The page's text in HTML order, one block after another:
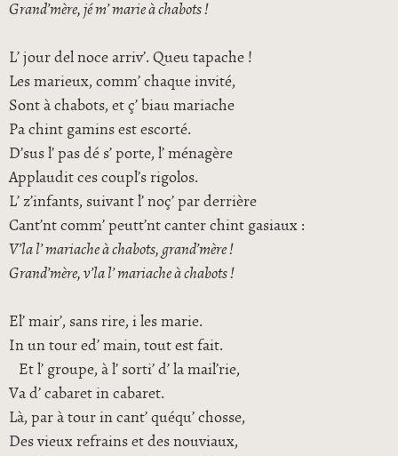
Grand’mère, jé m’ marie à chabots !
L’ jour del noce arriv’. Queu tapache !
Les marieux, comm’ chaque invité,
Sont à chabots, et ç’ biau mariache
Pa chint gamins est escorté.
D’sus l’ pas dé s’ porte, l’ ménagère
Applaudit ces coupl’s rigolos.
L’ z’infants, suivant l’ noç’ par derrière
Cant’nt comm’ peutt’nt canter chint gasiaux :
V’la l’ mariache à chabots, grand’mère !
Grand’mère, v’la l’ mariache à chabots !
El’ mair’, sans rire, i les marie.
In un tour ed’ main, tout est fait.
Et l’ groupe, à l’ sorti’ d’ la mail’rie,
Va d’ cabaret in cabaret.
Là, par à tour in cant’ quéqu’ chosse,
Des vieux refrains et des nouviaux,